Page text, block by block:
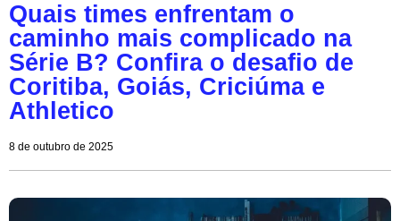
Quais times enfrentam o
caminho mais complicado na
Série B? Confira o desafio de
Coritiba, Goiás, Criciúma e
Athletico
8 de outubro de 2025